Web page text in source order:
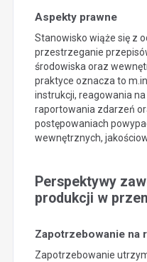
Aspekty prawne
Stanowisko wiąże się z
przestrzeganie
środowiska oraz
praktyce oznacza to
instrukcji, reagowania
raportowania zdarzeń
postępowaniach
wewnętrznych,
Perspektywy
produkcji w
Zapotrzebowanie na
Zapotrzebowanie